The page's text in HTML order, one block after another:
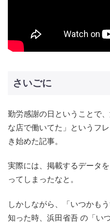
さいごに
勤労感謝の日ということで
な店で働いてた」というフ
き始めた記事。
実際には、掲載するデータ
ってしまったなと。
しかしながら、「いつかも
知った時、浜田省吾 の「い